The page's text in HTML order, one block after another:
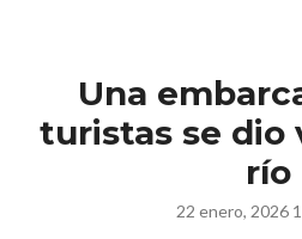
Una
turistas se dio
río
22 enero, 2026